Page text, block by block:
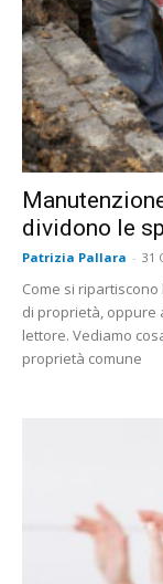
dividono le
Patrizia Pallara - 31
Come si
di proprietà, oppure
lettore. Vediamo
proprietà comune